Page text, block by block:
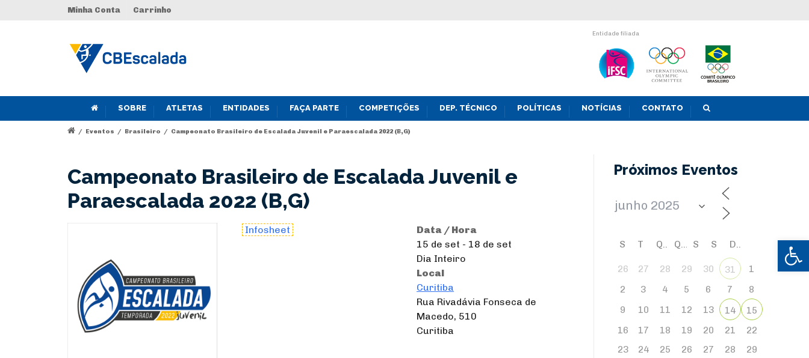
Abrir
Minha Conta Carrinho
Entidade filiada
SOBRE ATLETAS ENTIDADES FAÇA PARTE COMPETIÇÕES DEP. TÉCNICO POLÍTICAS NOTÍCIAS CONTATO
/ Eventos / Brasileiro / Campeonato Brasileiro de Escalada Juvenil e Paraescalada 2022 (B,G)
Campeonato Brasileiro de Escalada Juvenil e
Paraescalada 2022 (B,G)
Infosheet
Data / Hora
15 de set - 18 de set
Dia Inteiro
Local
Curitiba
Rua Rivadávia Fonseca de
Macedo, 510
Curitiba
Próximos Eventos
S T Q Q S S D
26 27 28 29 30 31
1
2
3 4 5 6 7
8
9
10 11 12 13 14
15
16
17 18 19 20 21
22
23
24 25 26 27 28
29